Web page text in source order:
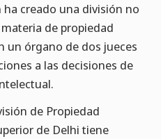
creado una división no
de propiedad
un órgano de dos jueces
a las decisiones de
de Propiedad
de Delhi tiene